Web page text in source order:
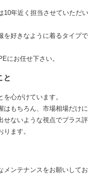
年近く担当させていただ
好きなように着るタイプ
にお任せ下さい。
と
心がけています。
もちろん、市場相場だけ
せないような視点でプラス
ます。
ンテナンスをお願いしてお